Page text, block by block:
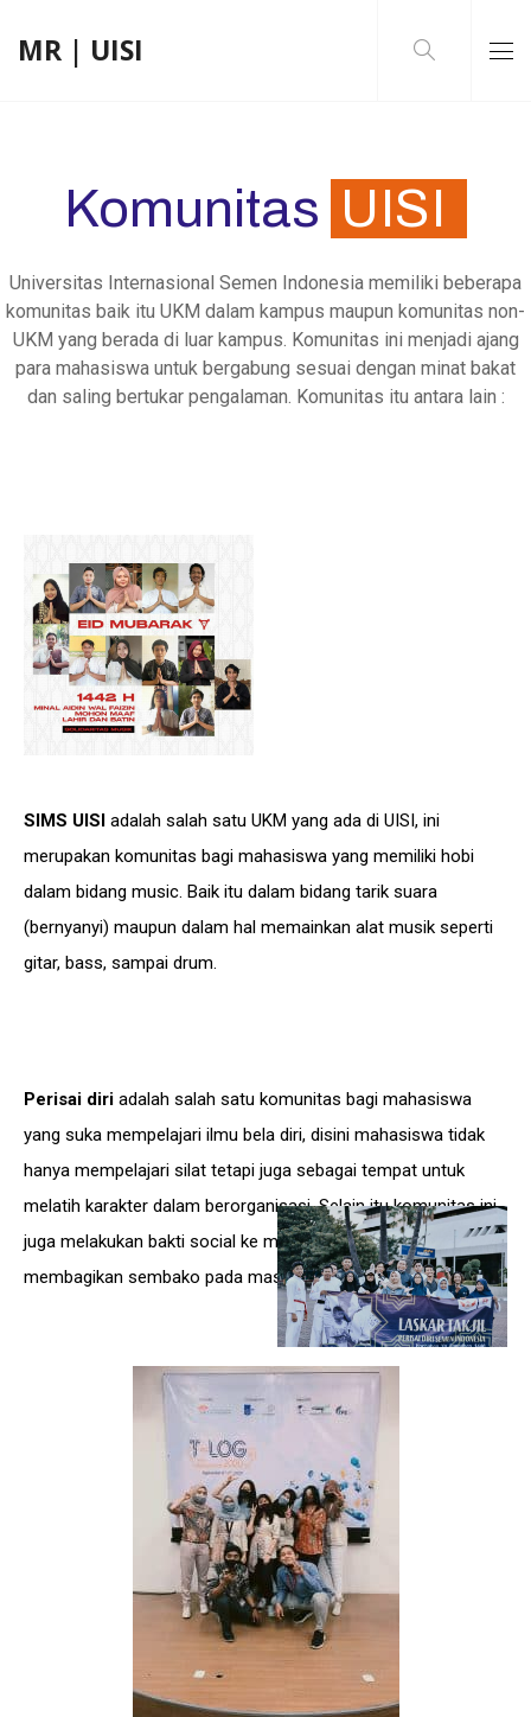
MR | UISI
Komunitas UISI
Universitas Internasional Semen Indonesia memiliki beberapa
komunitas baik itu UKM dalam kampus maupun komunitas non-
UKM yang berada di luar kampus. Komunitas ini menjadi ajang
para mahasiswa untuk bergabung sesuai dengan minat bakat
dan saling bertukar pengalaman. Komunitas itu antara lain :
SIMS UISI adalah salah satu UKM yang ada di UISI, ini
merupakan komunitas bagi mahasiswa yang memiliki hobi
dalam bidang music. Baik itu dalam bidang tarik suara
(bernyanyi) maupun dalam hal memainkan alat musik seperti
gitar, bass, sampai drum.
Perisai diri adalah salah satu komunitas bagi mahasiswa
yang suka mempelajari ilmu bela diri, disini mahasiswa tidak
hanya mempelajari silat tetapi juga sebagai tempat untuk
melatih karakter dalam berorganisasi. Selain itu komunitas ini
juga melakukan bakti social ke masyarakat dengan
membagikan sembako pada masyarakat sekitar.